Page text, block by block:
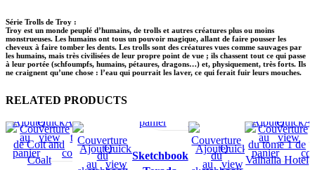
Série Trolls de Troy :
Troy est un monde peuplé d’humains, de trolls et autres créatures plus ou moins
monstrueuses. Les humains ont tous un pouvoir magique, allant de faire pousser les
cheveux à faire tomber les dents. Les trolls sont des créatures vues comme sauvages par
les humains, mais très civilisées de leur propre point de vue ; ils chassent tout ce qui passe
à leur portée (schfoumpfs, humains, pétaures, dragons…) et, physiquement, très forts. Ils
ne craignent qu’une chose : l’eau qui pourrait les laver, ce qui ferait fuir leurs mouches.
RELATED PRODUCTS
Ajouter
au
panier
Quick
view
Add
to
compare
to
wishlist
Ajouter
au
Quick
view
Add
to
to
panier
comparewishlist
Sketchbook
Ajouter
au
Quick
view
Add
to
Add
to
Ajouter
au
panier
Quick
view